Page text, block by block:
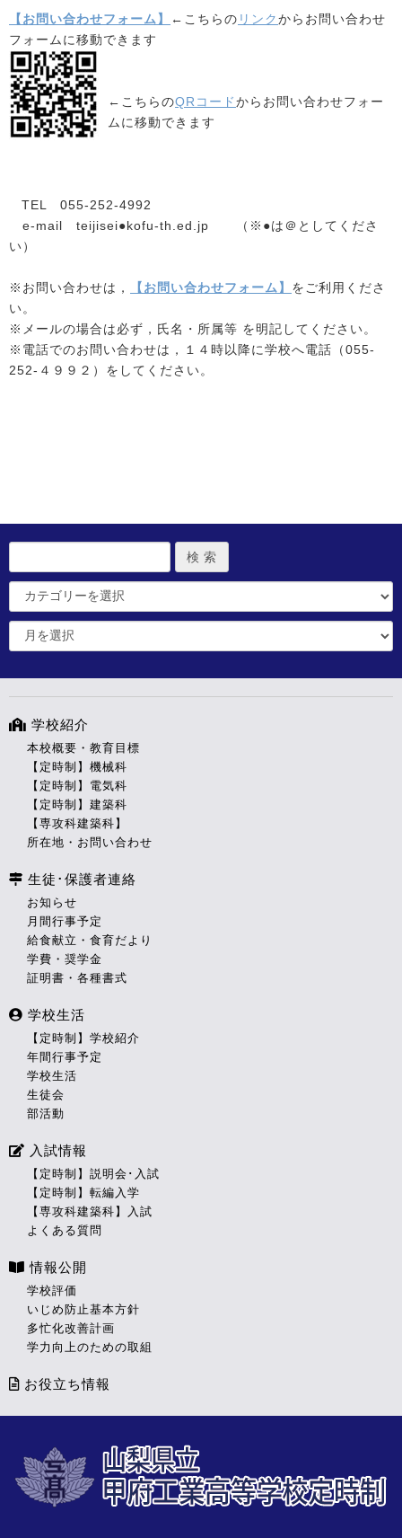
【お問い合わせフォーム】 ←こちらの リンク からお問い合わせ
フォームに移動できます
←こちらのQRコード からお問い合わせフォー
ムに移動できます
TEL 055-252-4992
e-mail teijisei●kofu-th.ed.jp （※●は＠としてくださ
い）
※お問い合わせは， 【お問い合わせフォーム】 をご利用くださ
い。
※メールの場合は必ず，氏名・所属等 を明記してください。
※電話でのお問い合わせは，１４時以降に学校へ電話（055-
252-４９９２）をしてください。
学校紹介
本校概要・教育目標
【定時制】機械科
【定時制】電気科
【定時制】建築科
【専攻科建築科】
所在地・お問い合わせ
生徒･保護者連絡
お知らせ
月間行事予定
給食献立・食育だより
学費・奨学金
証明書・各種書式
学校生活
【定時制】学校紹介
年間行事予定
学校生活
生徒会
部活動
入試情報
【定時制】説明会･入試
【定時制】転編入学
【専攻科建築科】入試
よくある質問
情報公開
学校評価
いじめ防止基本方針
多忙化改善計画
学力向上のための取組
お役立ち情報